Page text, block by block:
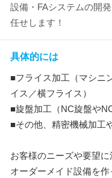
設備・FAシステムの開
任せします！
具体的には
■フライス加工（マシニ
イス／横フライス）
■旋盤加工（NC旋盤や
■その他、精密機械加工
お客様のニーズや要望に
オーダーメイド設備を作